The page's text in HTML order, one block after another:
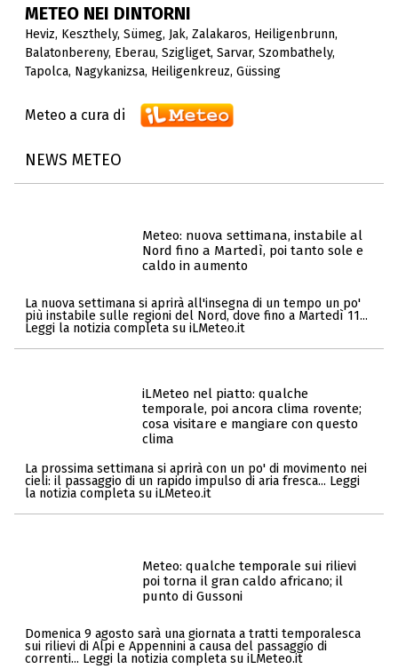
METEO NEI DINTORNI
Heviz, Keszthely, Sümeg, Jak, Zalakaros, Heiligenbrunn,
Balatonbereny, Eberau, Szigliget, Sarvar, Szombathely,
Tapolca, Nagykanizsa, Heiligenkreuz, Güssing
Meteo a cura di
NEWS METEO
Meteo: nuova settimana, instabile al
Nord fino a Martedì, poi tanto sole e
caldo in aumento
La nuova settimana si aprirà all'insegna di un tempo un po'
più instabile sulle regioni del Nord, dove fino a Martedì 11...
Leggi la notizia completa su iLMeteo.it
iLMeteo nel piatto: qualche
temporale, poi ancora clima rovente;
cosa visitare e mangiare con questo
clima
La prossima settimana si aprirà con un po' di movimento nei
cieli: il passaggio di un rapido impulso di aria fresca... Leggi
la notizia completa su iLMeteo.it
Meteo: qualche temporale sui rilievi
poi torna il gran caldo africano; il
punto di Gussoni
Domenica 9 agosto sarà una giornata a tratti temporalesca
sui rilievi di Alpi e Appennini a causa del passaggio di
correnti... Leggi la notizia completa su iLMeteo.it